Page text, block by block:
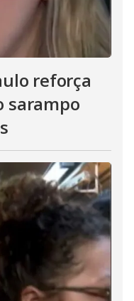
reforça
sarampo